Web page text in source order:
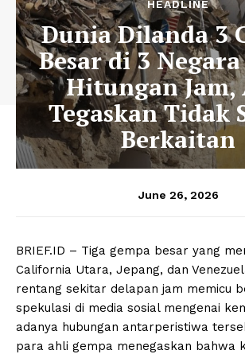
HEADLINE
Dunia Dilanda 3
Besar di 3
Hitungan
Tegaskan Tidak
Berkaitan
June 26, 2026
BRIEF.ID – Tiga gempa besar yang
California Utara, Jepang, dan
rentang sekitar delapan jam memicu
spekulasi di media sosial mengenai
adanya hubungan antarperistiwa
para ahli gempa menegaskan bahwa